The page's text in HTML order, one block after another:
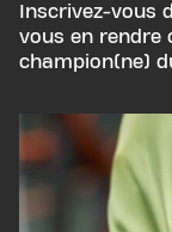
Inscrivez-vous
vous en rendre
champion(ne)